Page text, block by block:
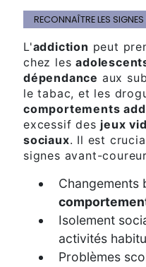
RECONNAÎTRE LES
L'addiction peut
chez les
dépendance aux
le tabac, et les
comportements
excessif des jeux
sociaux. Il est
signes avant-
Changements
Isolement
activités
Problèmes